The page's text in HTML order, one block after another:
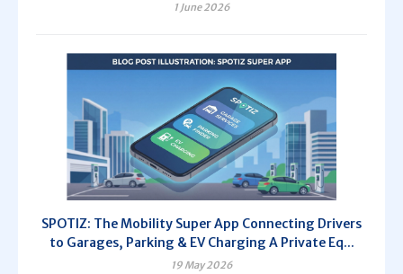
1 June 2026
SPOTIZ: The Mobility Super App Connecting Drivers
to Garages, Parking & EV Charging A Private Eq...
19 May 2026